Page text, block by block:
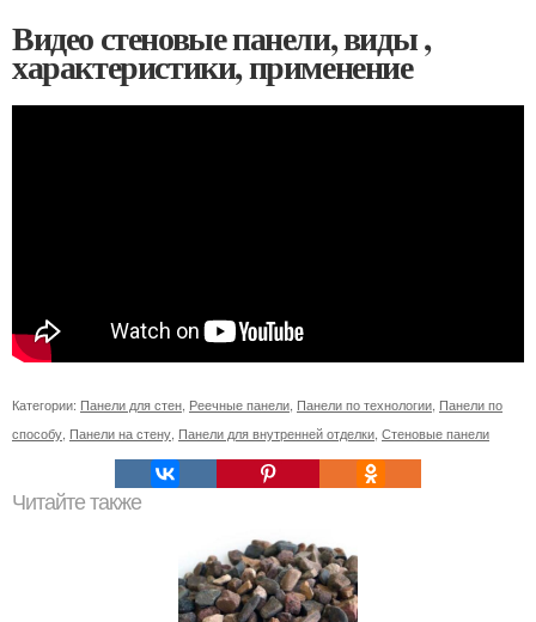
Видео стеновые панели, виды ,
характеристики, применение
Категории: Панели для стен Реечные панели Панели по технологии Панели по
способу Панели на стену Панели для внутренней отделки Стеновые панели
Читайте также